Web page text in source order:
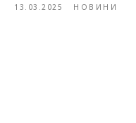
13.03.2025 НОВИНИ